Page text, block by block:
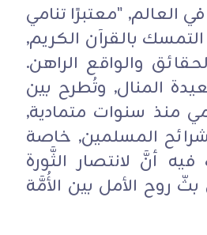
العالم, "معتبرًا تنامي
بالقرآن الكريم,
والواقع الراهن.
المنال, وتُطرح بين
منذ سنوات متمادية,
المسلمين, خاصة
أنَّ لانتصار الثَّورة
روح الأمل بين الأُمَّة